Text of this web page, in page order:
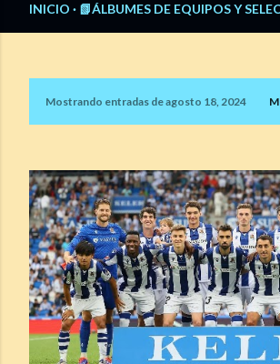
INICIO 📗ÁLBUMES DE EQUIPOS Y
E
t
r
a
d
a
s
Mostrando entradas de agosto 18, 2024